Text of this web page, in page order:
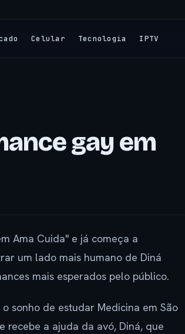
Celular Tecnologia IPTV
gay em
Ama Cuida" e já começa a
um lado mais humano de Diná
mais esperados pelo público.
sonho de estudar Medicina em São
recebe a ajuda da avó, Diná, que